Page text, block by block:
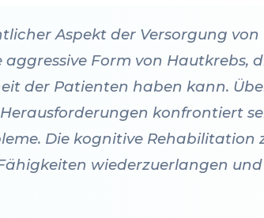
Aspekt der Versorgung
Form von Hautkrebs,
der Patienten haben kann.
konfrontiert
Die kognitive Rehabilitation
wiederzuerlangen